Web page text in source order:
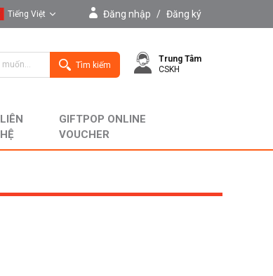
Tiếng Việt
English
Đăng nhập / Đăng ký
Tìm kiếm
Trung Tâm
CSKH
LIÊN
HỆ
GIFTPOP ONLINE
VOUCHER